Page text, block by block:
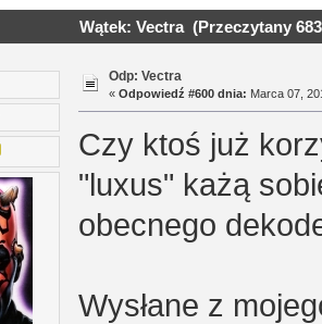
Wątek: Vectra (Przeczytany
Odp: Vectra
« Odpowiedź #600 dnia: Marca 07,
Czy ktoś już
"luxus" każą
obecnego
Wysłane z